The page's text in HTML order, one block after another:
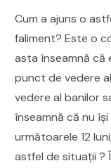
Cum a ajuns o
faliment? Este o
asta înseamnă
punct de vedere
vedere al banilor
înseamnă că nu
următoarele 12
astfel de situații ?